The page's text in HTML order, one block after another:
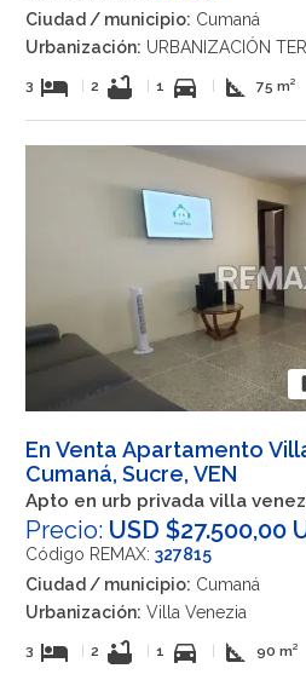
Ciudad / municipio: Cumaná
Urbanización: URBANIZACIÓN
3 hotel 2 bathtub 1 directions_car square_foot 75 m²
En Venta Apartamento
Cumaná, Sucre, VEN
Apto en urb privada villa
Precio: USD $27.500,00
Código REMAX: 327815
Ciudad / municipio: Cumaná
Urbanización: Villa Venezia
3 hotel 2 bathtub 1 directions_car square_foot 90 m²